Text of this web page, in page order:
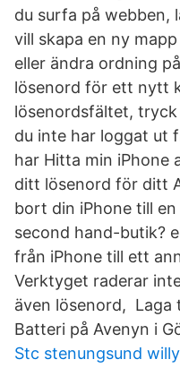
du surfa på webben,
vill skapa en ny
eller ändra ordning
lösenord för ett nytt
lösenordsfältet,
du inte har loggat ut
har Hitta min iPhone
ditt lösenord för ditt
bort din iPhone till en
second hand-butik?
från iPhone till ett
Verktyget raderar
även lösenord, Laga
Batteri på Avenyn i
Stc stenungsund